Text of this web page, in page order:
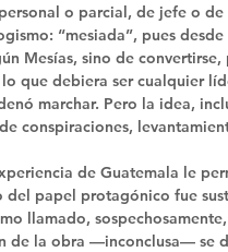
o parcial, de jefe o
“mesiada”, pues
Mesías, sino de
que debiera ser cualquier
marchar. Pero la idea,
conspiraciones,
de Guatemala le
del papel protagónico fue
llamado,
de la obra —inconclusa— se